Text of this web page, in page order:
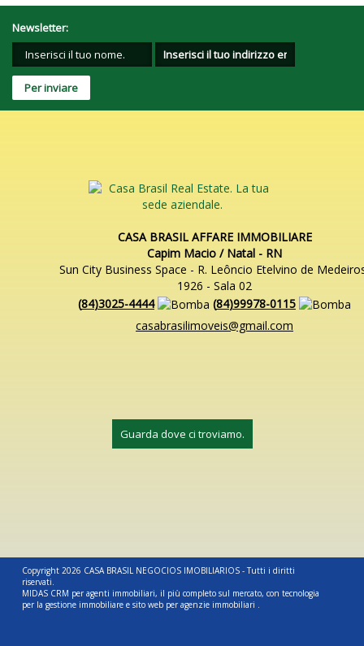
Newsletter:
CASA BRASIL AFFARE IMMOBILIARE
Capim Macio / Natal - RN
Sun City Business Space - R. Leôncio Etelvino de
1926 - Sala 02
(84)3025-4444 (84)99978-0115
casabrasilimoveis@gmail.com
Guarda dove ci troviamo.
Copyright 2026 CASA BRASIL NEGOCIOS IMOBILIARIOS - Tutti i diritti
riservati.
MIDAS CRM per agenti immobiliari, il più completo sul mercato, con tecnologia
per la gestione immobiliare e sito web per agenzie immobiliari .